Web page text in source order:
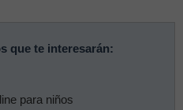
que te interesarán:
para niños